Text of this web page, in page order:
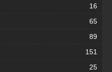
16
65
89
151
25